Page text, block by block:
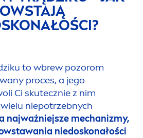
to wbrew pozorom
proces, a jego
Ci skutecznie z nim
niepotrzebnych
najważniejsze mechanizmy,
niedoskonałości